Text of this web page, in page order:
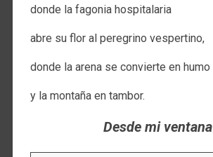
donde la fagonia hospitalaria
abre su flor al peregrino vespertino,
donde la arena se convierte en humo
y la montaña en tambor.
Desde mi ventana